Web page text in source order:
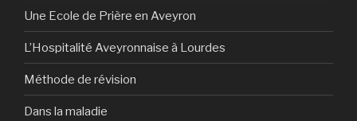
Une Ecole de Prière en Aveyron
L’Hospitalité Aveyronnaise à Lourdes
Méthode de révision
Dans la maladie